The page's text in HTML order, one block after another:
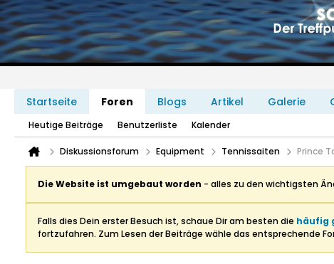
Startseite Foren Blogs Artikel Galerie
Heutige Beiträge Benutzerliste Kalender
Diskussionsforum Equipment Tennissaiten Prince
Die Website ist umgebaut worden - alles zu den wichtigsten
Falls dies Dein erster Besuch ist, schaue Dir am besten die häufig
fortzufahren. Zum Lesen der Beiträge wähle das entsprechende